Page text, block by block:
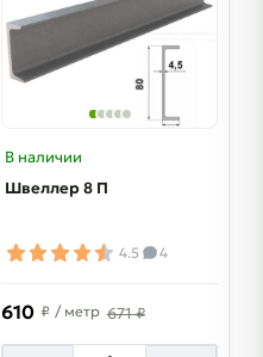
В наличии
Швеллер 8 П
4.5 4
610 ₽ / метр 671 ₽